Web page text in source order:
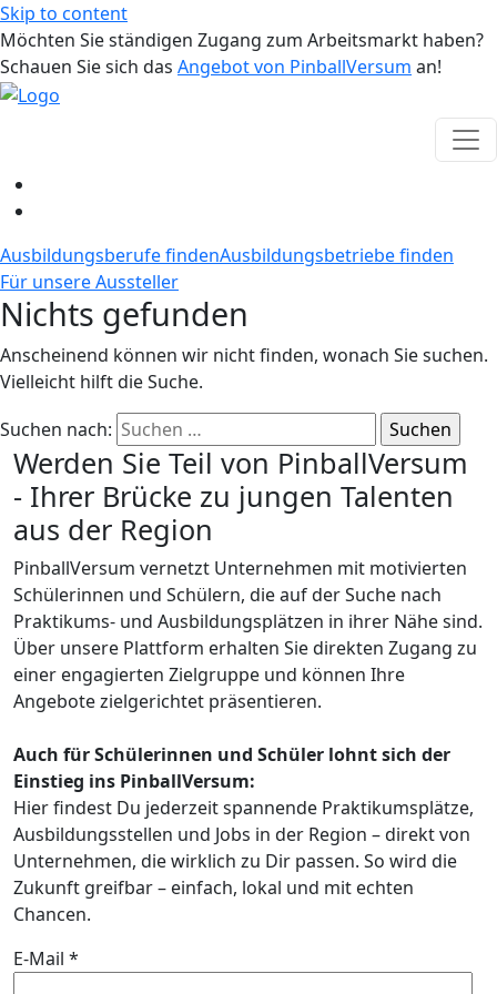
Skip to content
Möchten Sie ständigen Zugang zum Arbeitsmarkt haben?
Schauen Sie sich das Angebot von PinballVersum an!
Ausbildungsberufe findenAusbildungsbetriebe finden
Für unsere Aussteller
Nichts gefunden
Anscheinend können wir nicht finden, wonach Sie suchen.
Vielleicht hilft die Suche.
Suchen nach:
Werden Sie Teil von PinballVersum
- Ihrer Brücke zu jungen Talenten
aus der Region
PinballVersum vernetzt Unternehmen mit motivierten
Schülerinnen und Schülern, die auf der Suche nach
Praktikums- und Ausbildungsplätzen in ihrer Nähe sind.
Über unsere Plattform erhalten Sie direkten Zugang zu
einer engagierten Zielgruppe und können Ihre
Angebote zielgerichtet präsentieren.
Auch für Schülerinnen und Schüler lohnt sich der
Einstieg ins PinballVersum:
Hier findest Du jederzeit spannende Praktikumsplätze,
Ausbildungsstellen und Jobs in der Region – direkt von
Unternehmen, die wirklich zu Dir passen. So wird die
Zukunft greifbar – einfach, lokal und mit echten
Chancen.
E-Mail *